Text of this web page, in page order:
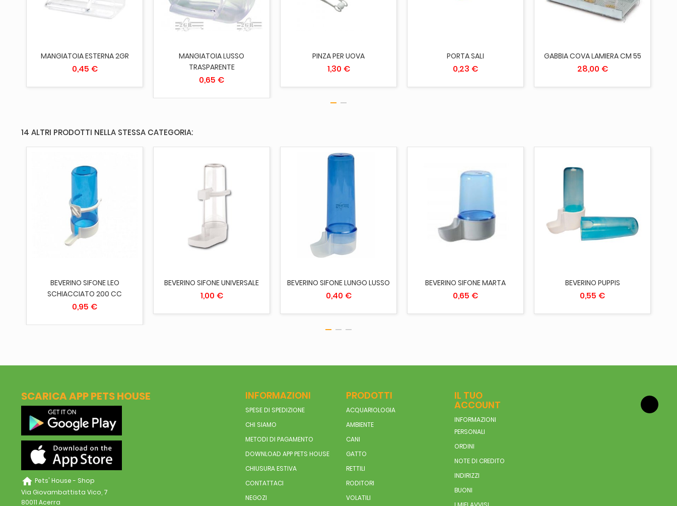
MANGIATOIA ESTERNA 2GR
0,45 €
MANGIATOIA LUSSO
TRASPARENTE
0,65 €
PINZA PER UOVA
1,30 €
PORTA SALI
0,23 €
GABBIA COVA LAMIERA CM 55
28,00 €
14 ALTRI PRODOTTI NELLA STESSA CATEGORIA:
AGGIUNGI AL CARRELLO
BEVERINO SIFONE LEO
SCHIACCIATO 200 CC
0,95 €
AGGIUNGI AL CARRELLO
BEVERINO SIFONE UNIVERSALE
1,00 €
AGGIUNGI AL CARRELLO
BEVERINO SIFONE LUNGO LUSSO
0,40 €
ESAURITO
BEVERINO SIFONE MARTA
0,65 €
AGGIUNGI AL CARRELLO
BEVERINO PUPPIS
0,55 €
SCARICA APP PETS HOUSE
home Pets' House - Shop
Via Giovambattista Vico, 7
80011 Acerra
INFORMAZIONI
SPESE DI SPEDIZIONE
CHI SIAMO
METODI DI PAGAMENTO
DOWNLOAD APP PETS HOUSE
CHIUSURA ESTIVA
CONTATTACI
NEGOZI
PRODOTTI
ACQUARIOLOGIA
AMBIENTE
CANI
GATTO
RETTILI
RODITORI
VOLATILI
IL TUO
ACCOUNT
INFORMAZIONI
PERSONALI
ORDINI
NOTE DI CREDITO
INDIRIZZI
BUONI